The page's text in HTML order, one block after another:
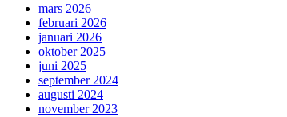
mars 2026
februari 2026
januari 2026
oktober 2025
juni 2025
september 2024
augusti 2024
november 2023